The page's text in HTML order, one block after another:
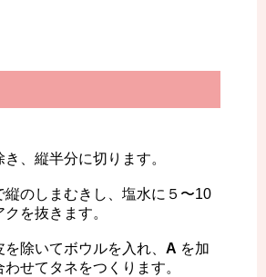
、縦半分に切ります。
縦のしまむきし、塩水に５〜10
を抜きます。
除いてボウルを入れ、 A を加
せてタネをつくります。